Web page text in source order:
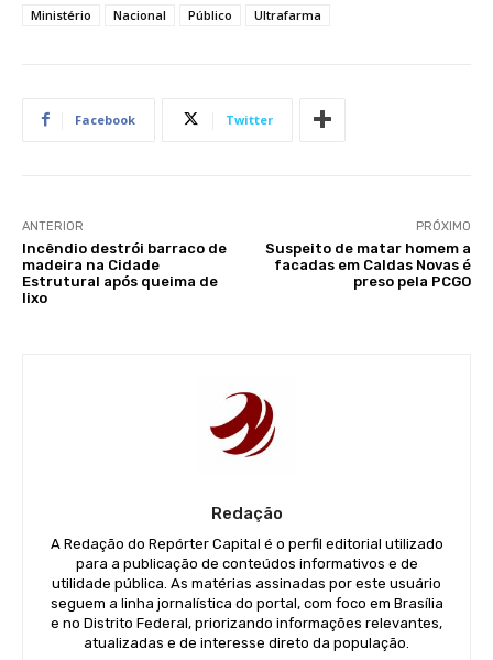
Ministério
Nacional Público Ultrafarma
Facebook Twitter
ANTERIOR
Incêndio destrói barraco de
madeira na Cidade
Estrutural após queima de
lixo
PRÓXIMO
Suspeito de matar homem a
facadas em Caldas Novas é
preso pela PCGO
Redação
A Redação do Repórter Capital é o perfil editorial utilizado
para a publicação de conteúdos informativos e de
utilidade pública. As matérias assinadas por este usuário
seguem a linha jornalística do portal, com foco em Brasília
e no Distrito Federal, priorizando informações relevantes,
atualizadas e de interesse direto da população.